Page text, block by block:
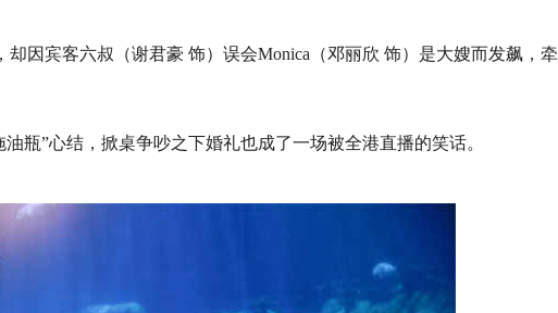
却因宾客六叔（谢君豪 饰）误会Monica（邓丽欣 饰）是大嫂而发飙，牵
瓶”心结，掀桌争吵之下婚礼也成了一场被全港直播的笑话。